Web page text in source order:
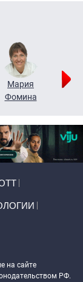
Мария
Фомина
на сайте
РФ.